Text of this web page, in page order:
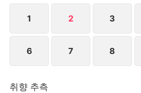
기로 한다. 세 친구는 그녀를 잃고
나간 배는 이미 잡을 수 없는데
1 2 3
6 7 8
취향 추측